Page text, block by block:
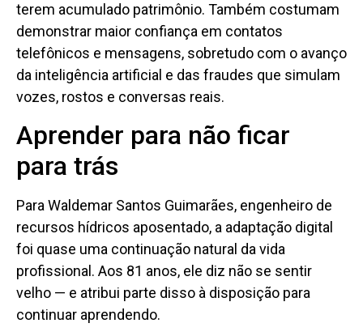
terem acumulado patrimônio. Também costumam
demonstrar maior confiança em contatos
telefônicos e mensagens, sobretudo com o avanço
da inteligência artificial e das fraudes que simulam
vozes, rostos e conversas reais.
Aprender para não ficar
para trás
Para Waldemar Santos Guimarães, engenheiro de
recursos hídricos aposentado, a adaptação digital
foi quase uma continuação natural da vida
profissional. Aos 81 anos, ele diz não se sentir
velho — e atribui parte disso à disposição para
continuar aprendendo.